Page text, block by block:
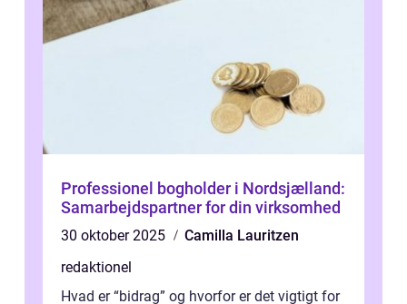
Professionel bogholder i Nordsjælland:
Samarbejdspartner for din virksomhed
30 oktober 2025
Camilla Lauritzen
redaktionel
Hvad er “bidrag” og hvorfor er det vigtigt for